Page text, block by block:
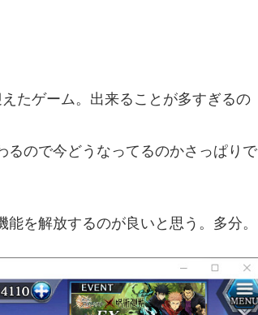
たゲーム。出来ることが多すぎるの
るので今どうなってるのかさっぱりで
能を解放するのが良いと思う。多分。